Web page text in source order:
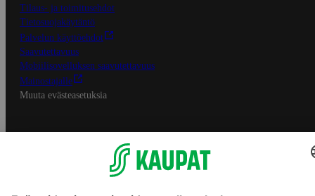
Tilaus- ja toimitusehdot
Tietosuojakäytäntö
Palvelun käyttöehdot
Saavutettavuus
Mobiilisovelluksen saavutettavuus
Mainostajalle
Muuta evästeasetuksia
S-ryhmän palvelut